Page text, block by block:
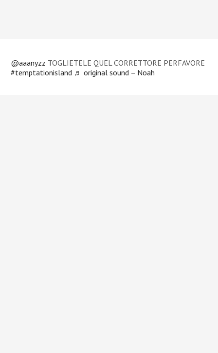
@aaanyzz TOGLIETELE QUEL CORRETTORE PERFAVORE
#temptationisland ♬ original sound – Noah